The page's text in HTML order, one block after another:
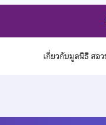
เกี่ยวกับมูลนิธิ สอ